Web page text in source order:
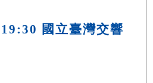
國立臺灣交響